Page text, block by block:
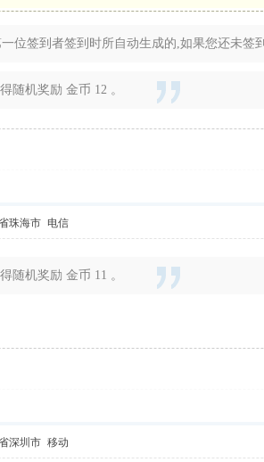
位签到者签到时所自动生成的,如果您还未签
随机奖励 金币 12 。
珠海市 电信
随机奖励 金币 11 。
深圳市 移动